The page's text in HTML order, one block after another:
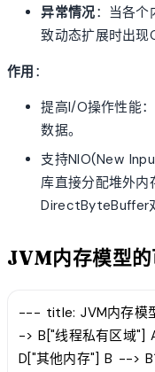
异常情况：当各
致动态扩展时出现
作用 ：
提高I/O操作性能
数据。
支持NIO(New
库直接分配堆外内
DirectByteBuffer
JVM内存模型
--- title: JVM内存模
-> B["线程私有区域
D["其他内存"] B -->